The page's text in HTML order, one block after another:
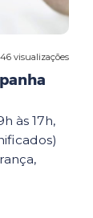
visualizações
às 17h,